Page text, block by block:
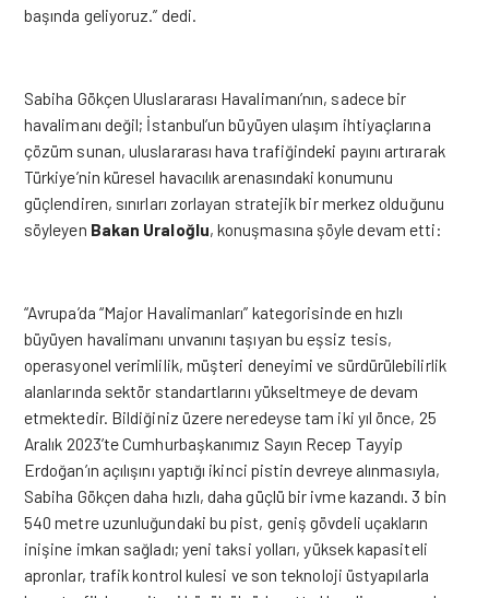
başında geliyoruz.” dedi.
Sabiha Gökçen Uluslararası Havalimanı’nın, sadece bir
havalimanı değil; İstanbul’un büyüyen ulaşım ihtiyaçlarına
çözüm sunan, uluslararası hava trafiğindeki payını artırarak
Türkiye’nin küresel havacılık arenasındaki konumunu
güçlendiren, sınırları zorlayan stratejik bir merkez olduğunu
söyleyen Bakan Uraloğlu, konuşmasına şöyle devam etti:
“Avrupa’da “Major Havalimanları” kategorisinde en hızlı
büyüyen havalimanı unvanını taşıyan bu eşsiz tesis,
operasyonel verimlilik, müşteri deneyimi ve sürdürülebilirlik
alanlarında sektör standartlarını yükseltmeye de devam
etmektedir. Bildiğiniz üzere neredeyse tam iki yıl önce, 25
Aralık 2023’te Cumhurbaşkanımız Sayın Recep Tayyip
Erdoğan’ın açılışını yaptığı ikinci pistin devreye alınmasıyla,
Sabiha Gökçen daha hızlı, daha güçlü bir ivme kazandı. 3 bin
540 metre uzunluğundaki bu pist, geniş gövdeli uçakların
inişine imkan sağladı; yeni taksi yolları, yüksek kapasiteli
apronlar, trafik kontrol kulesi ve son teknoloji üstyapılarla